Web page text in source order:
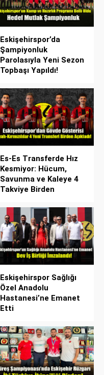
Eskişehirspor’da
Şampiyonluk
Parolasıyla Yeni Sezon
Topbaşı Yapıldı!
Es-Es Transferde Hız
Kesmiyor: Hücum,
Savunma ve Kaleye 4
Takviye Birden
Eskişehirspor Sağlığı
Özel Anadolu
Hastanesi’ne Emanet
Etti